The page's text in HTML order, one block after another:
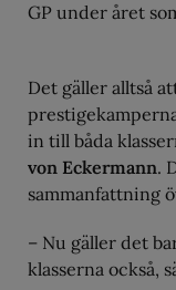
GP under året
Det gäller alltså
in till båda
von Eckermann.
sammanfattning
– Nu gäller det
klasserna också,